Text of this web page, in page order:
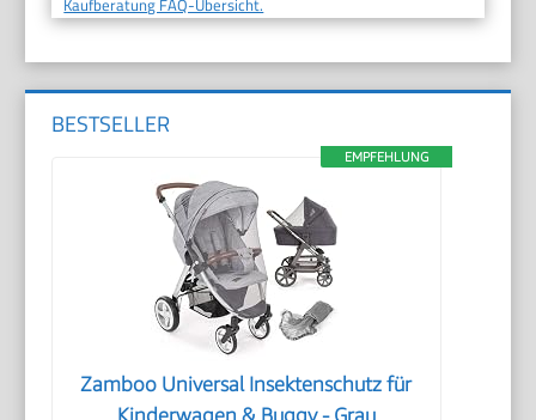
BESTSELLER
EMPFEHLUNG
Zamboo Universal Insektenschutz für